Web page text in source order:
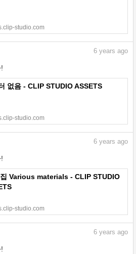
studio.com
6 years ago
없음 - CLIP STUDIO ASSETS
studio.com
6 years ago
Various materials - CLIP STUDIO
studio.com
6 years ago